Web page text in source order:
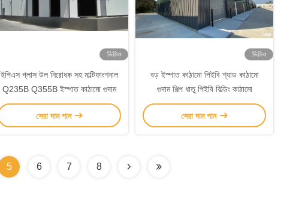
ভিডিও
ইপিএস গ্লাস উল নিরোধক সহ মাল্টিফাংশনাল
Q235B Q355B ইস্পাত কাঠামো গুদাম
সেরা দাম পান
ভিডিও
বড় ইস্পাত কাঠামো পিইবি শ্যাড কাঠামো
গুদাম শিল্প ধাতু পিইবি বিল্ডিং কাঠামো
সেরা দাম পান
5 6 7 8